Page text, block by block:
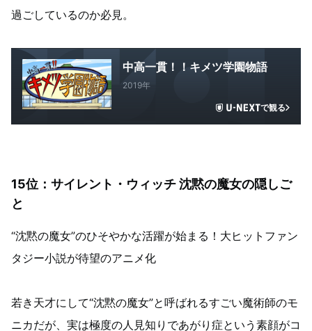
過ごしているのか必見。
中高一貫！！キメツ学園物語
2019年
で観る
15位：サイレント・ウィッチ 沈黙の魔女の隠しご
と
“沈黙の魔女”のひそやかな活躍が始まる！大ヒットファン
タジー小説が待望のアニメ化
若き天才にして“沈黙の魔女”と呼ばれるすごい魔術師のモ
ニカだが、実は極度の人見知りであがり症という素顔がコ